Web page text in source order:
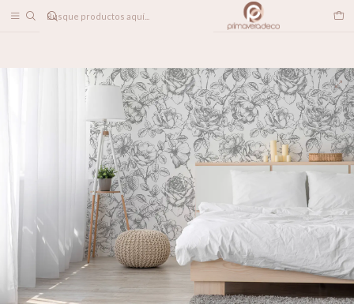
PAPELES MURALES PATRONES